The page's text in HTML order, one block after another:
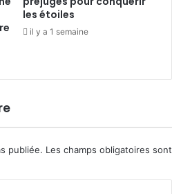
les étoiles
il y a 1 semaine
publiée. Les champs obligatoires sont